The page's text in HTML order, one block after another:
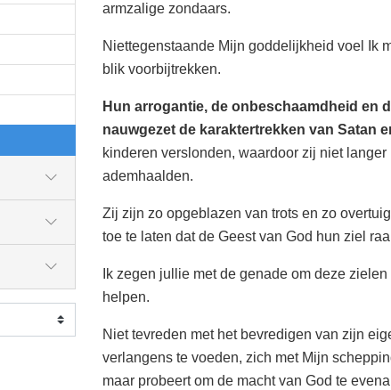
armzalige zondaars.
Niettegenstaande Mijn goddelijkheid voel Ik
blik voorbijtrekken.
Hun arrogantie, de onbeschaamdheid en
nauwgezet de karaktertrekken van Satan
kinderen verslonden, waardoor zij niet
ademhaalden.
Zij zijn zo opgeblazen van trots en zo
toe te laten dat de Geest van God hun ziel
Ik zegen jullie met de genade om deze
helpen.
Niet tevreden met het bevredigen van zijn
verlangens te voeden, zich met Mijn
maar probeert om de macht van God te